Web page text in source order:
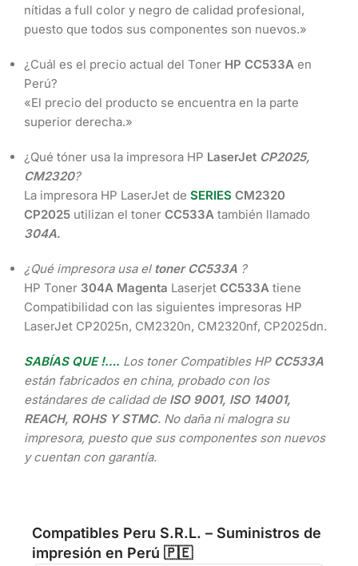
nítidas a full color y negro de calidad profesional,
puesto que todos sus componentes son nuevos.»
¿Cuál es el precio actual del Toner HP CC533A en
Perú?
«El precio del producto se encuentra en la parte
superior derecha.»
¿Qué tóner usa la impresora HP LaserJet CP2025,
CM2320?
La impresora HP LaserJet de SERIES CM2320
CP2025 utilizan el toner CC533A también llamado
304A.
¿Qué impresora usa el toner CC533A ?
HP Toner 304A Magenta Laserjet CC533A tiene
Compatibilidad con las siguientes impresoras HP
LaserJet CP2025n, CM2320n, CM2320nf, CP2025dn.
SABÍAS QUE !…. Los toner Compatibles HP CC533A
están fabricados en china, probado con los
estándares de calidad de ISO 9001, ISO 14001,
REACH, ROHS Y STMC. No daña ni malogra su
impresora, puesto que sus componentes son nuevos
y cuentan con garantía.
Compatibles Peru S.R.L. – Suministros de
impresión en Perú 🇵🇪